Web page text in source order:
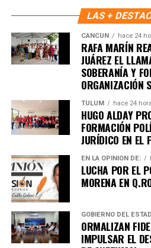
Recibe las
Quinto Podery
importantes de
en tu teléfono.
Unirme al canal
LAS +
CANCÚN hace 24
RAFA MARÍN
JUÁREZ EL
SOBERANÍA Y
ORGANIZACIÓN
TULUM hace 24
HUGO ALDAY
FORMACIÓN
JURÍDICO EN
EN LA OPINIÓN DE:
LUCHA POR EL
MORENA EN
GOBIERNO DEL
ORMALIZAN
IMPULSAR EL